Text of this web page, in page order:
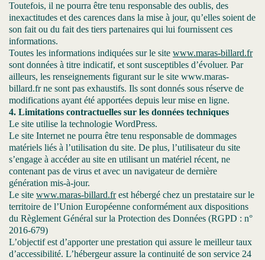
Toutefois, il ne pourra être tenu responsable des oublis, des
inexactitudes et des carences dans la mise à jour, qu’elles soient de
son fait ou du fait des tiers partenaires qui lui fournissent ces
informations.
Toutes les informations indiquées sur le site www.maras-billard.fr
sont données à titre indicatif, et sont susceptibles d’évoluer. Par
ailleurs, les renseignements figurant sur le site www.maras-
billard.fr ne sont pas exhaustifs. Ils sont donnés sous réserve de
modifications ayant été apportées depuis leur mise en ligne.
4. Limitations contractuelles sur les données techniques
Le site utilise la technologie WordPress.
Le site Internet ne pourra être tenu responsable de dommages
matériels liés à l’utilisation du site. De plus, l’utilisateur du site
s’engage à accéder au site en utilisant un matériel récent, ne
contenant pas de virus et avec un navigateur de dernière
génération mis-à-jour.
Le site www.maras-billard.frest hébergé chez un prestataire sur le
territoire de l’Union Européenne conformément aux dispositions
du Règlement Général sur la Protection des Données (RGPD : n°
2016-679)
L’objectif est d’apporter une prestation qui assure le meilleur taux
d’accessibilité. L’hébergeur assure la continuité de son service 24